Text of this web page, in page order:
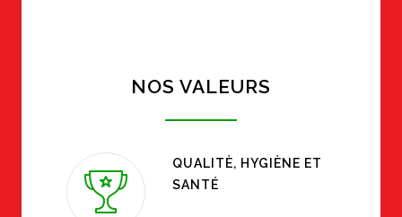
NOS VALEURS
QUALITÈ, HYGIÈNE ET
SANTÉ